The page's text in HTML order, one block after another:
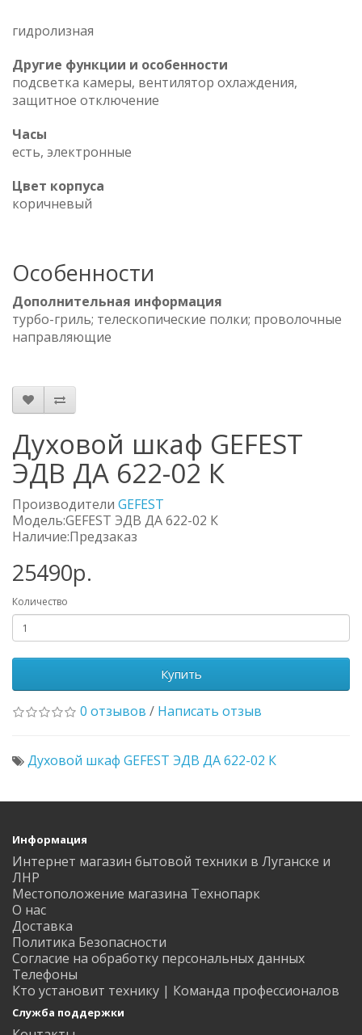
гидролизная
Другие функции и особенности
подсветка камеры, вентилятор охлаждения,
защитное отключение
Часы
есть, электронные
Цвет корпуса
коричневый
Особенности
Дополнительная информация
турбо-гриль; телескопические полки; проволочные
направляющие
Духовой шкаф GEFEST
ЭДВ ДА 622-02 К
Производители GEFEST
Модель:GEFEST ЭДВ ДА 622-02 К
Наличие:Предзаказ
25490р.
Количество
Купить
0 отзывов / Написать отзыв
Духовой шкаф GEFEST ЭДВ ДА 622-02 К
Информация
Интернет магазин бытовой техники в Луганске и
ЛНР
Местоположение магазина Технопарк
О нас
Доставка
Политика Безопасности
Согласие на обработку персональных данных
Телефоны
Кто установит технику | Команда профессионалов
Служба поддержки